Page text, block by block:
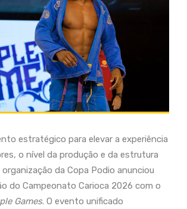
estratégico para elevar a experiência
o nível da produção e da estrutura
da Copa Podio anunciou
do Campeonato Carioca 2026 com o
Games. O evento unificado